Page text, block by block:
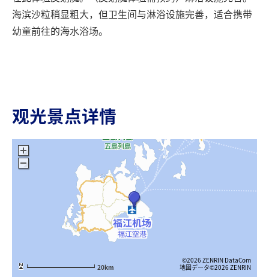
海滨沙粒稍显粗大，但卫生间与淋浴设施完善，适合携带
幼童前往的海水浴场。
观光景点详情
20km
©2026 ZENRIN DataCom
地図データ©2026 ZENRIN